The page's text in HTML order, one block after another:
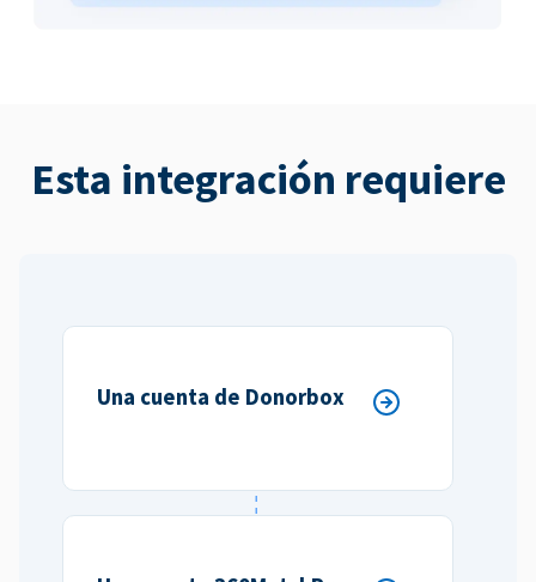
Esta integración requiere
Una cuenta de Donorbox